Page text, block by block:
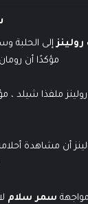
إلى الحلبة
مؤكدًا أن
ملفذا شيلد ،
سمر سلام